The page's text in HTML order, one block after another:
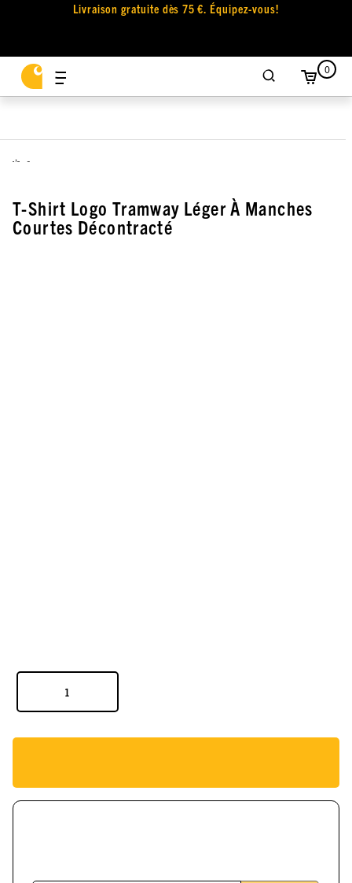
Livraison gratuite dès 75 €. Équipez-vous!
0
,
T-Shirt Logo Tramway Léger À Manches
Courtes Décontracté